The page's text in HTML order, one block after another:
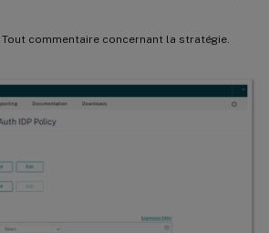
Tout commentaire concernant la stratégie.